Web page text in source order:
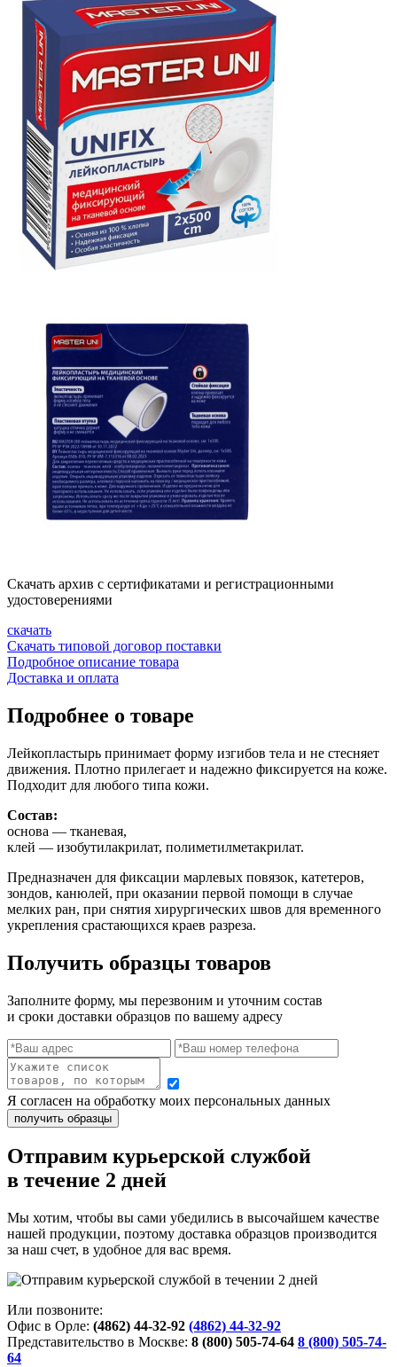
Скачать архив с сертификатами и регистрационными
удостоверениями
скачать
Скачать типовой договор поставки
Подробное описание товара
Доставка и оплата
Подробнее о товаре
Лейкопластырь принимает форму изгибов тела и не стесняет
движения. Плотно прилегает и надежно фиксируется на коже.
Подходит для любого типа кожи.
Состав:
основа — тканевая,
клей — изобутилакрилат, полиметилметакрилат.
Предназначен для фиксации марлевых повязок, катетеров,
зондов, канюлей, при оказании первой помощи в случае
мелких ран, при снятия хирургических швов для временного
укрепления срастающихся краев разреза.
Получить образцы товаров
Заполните форму, мы перезвоним и уточним состав
и сроки доставки образцов по вашему адресу
Я согласен на обработку моих персональных данных
Отправим курьерской службой
в течение 2 дней
Мы хотим, чтобы вы сами убедились в высочайшем качестве
нашей продукции, поэтому доставка образцов производится
за наш счет, в удобное для вас время.
Или позвоните:
Офис в Орле: (4862) 44-32-92 (4862) 44-32-92
Представительство в Москве: 8 (800) 505-74-64 8 (800) 505-74-
64